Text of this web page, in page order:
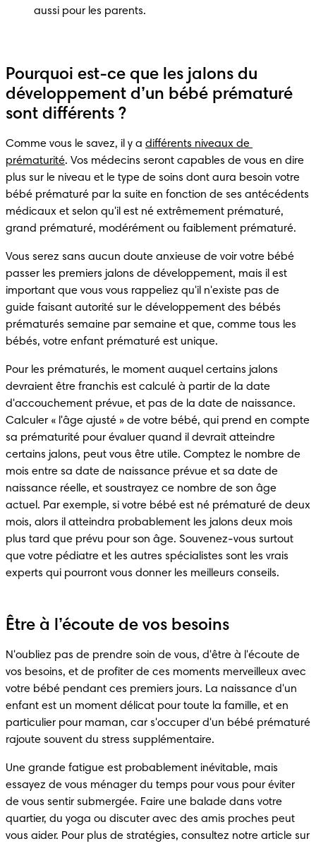
aussi pour les parents.
Pourquoi est-ce que les jalons du
développement d’un bébé prématuré
sont différents ?
Comme vous le savez, il y a différents niveaux de
prématurité. Vos médecins seront capables de vous en dire
plus sur le niveau et le type de soins dont aura besoin votre
bébé prématuré par la suite en fonction de ses antécédents
médicaux et selon qu'il est né extrêmement prématuré,
grand prématuré, modérément ou faiblement prématuré.
Vous serez sans aucun doute anxieuse de voir votre bébé
passer les premiers jalons de développement, mais il est
important que vous vous rappeliez qu'il n'existe pas de
guide faisant autorité sur le développement des bébés
prématurés semaine par semaine et que, comme tous les
bébés, votre enfant prématuré est unique.
Pour les prématurés, le moment auquel certains jalons
devraient être franchis est calculé à partir de la date
d'accouchement prévue, et pas de la date de naissance.
Calculer « l'âge ajusté » de votre bébé, qui prend en compte
sa prématurité pour évaluer quand il devrait atteindre
certains jalons, peut vous être utile. Comptez le nombre de
mois entre sa date de naissance prévue et sa date de
naissance réelle, et soustrayez ce nombre de son âge
actuel. Par exemple, si votre bébé est né prématuré de deux
mois, alors il atteindra probablement les jalons deux mois
plus tard que prévu pour son âge. Souvenez-vous surtout
que votre pédiatre et les autres spécialistes sont les vrais
experts qui pourront vous donner les meilleurs conseils.
Être à l’écoute de vos besoins
N'oubliez pas de prendre soin de vous, d'être à l'écoute de
vos besoins, et de profiter de ces moments merveilleux avec
votre bébé pendant ces premiers jours. La naissance d'un
enfant est un moment délicat pour toute la famille, et en
particulier pour maman, car s'occuper d'un bébé prématuré
rajoute souvent du stress supplémentaire.
Une grande fatigue est probablement inévitable, mais
essayez de vous ménager du temps pour vous pour éviter
de vous sentir submergée. Faire une balade dans votre
quartier, du yoga ou discuter avec des amis proches peut
vous aider. Pour plus de stratégies, consultez notre article sur